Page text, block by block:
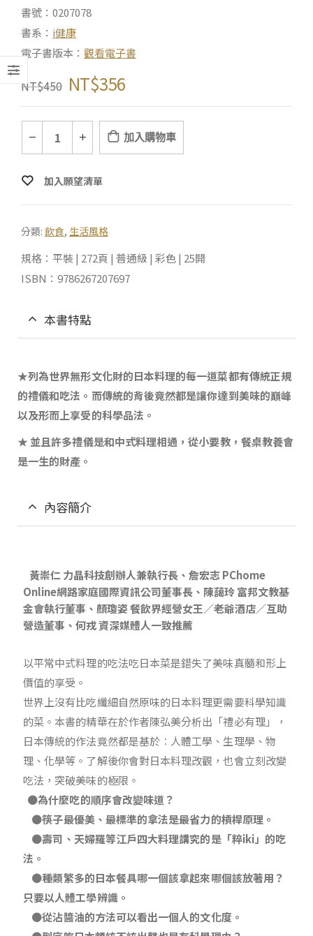
書號：0207078
書系： i健康
電子書版本： 觀看電子書
NT$450 NT$356
加入購物車
加入願望清單
分類: 飲食, 生活風格
規格：平裝 | 272頁 | 普通級 | 彩色 | 25開
ISBN：9786267207697
本書特點
★列為世界無形文化財的日本料理的每一道菜都有傳統正規
的禮儀和吃法。而傳統的背後竟然都是讓你達到美味的巔峰
以及形而上享受的科學品法。
★ 並且許多禮儀是和中式料理相通，從小要教，餐桌教養會
是一生的財產。
內容簡介
黃崇仁 力晶科技創辦人兼執行長、詹宏志 PChome
Online網路家庭國際資訊公司董事長、陳藹玲 富邦文教基
金會執行董事、顏瓊姿 餐飲界經營女王∕老爺酒店∕互助
營造董事、何戎 資深媒體人一致推薦
以平常中式料理的吃法吃日本菜是錯失了美味真髓和形上
價值的享受。
世界上沒有比吃纖細自然原味的日本料理更需要科學知識
的菜。本書的精華在於作者陳弘美分析出「禮必有理」，
日本傳統的作法竟然都是基於︰人體工學、生理學、物
理、化學等。了解後你會對日本料理改觀，也會立刻改變
吃法，突破美味的極限。
●為什麼吃的順序會改變味道？
●筷子最優美、最標準的拿法是最省力的槓桿原理。
●壽司、天婦羅等江戶四大料理講究的是「粹iki」的吃
法。
●種類繁多的日本餐具哪一個該拿起來哪個該放著用？
只要以人體工學辨識。
●從沾醬油的方法可以看出一個人的文化度。